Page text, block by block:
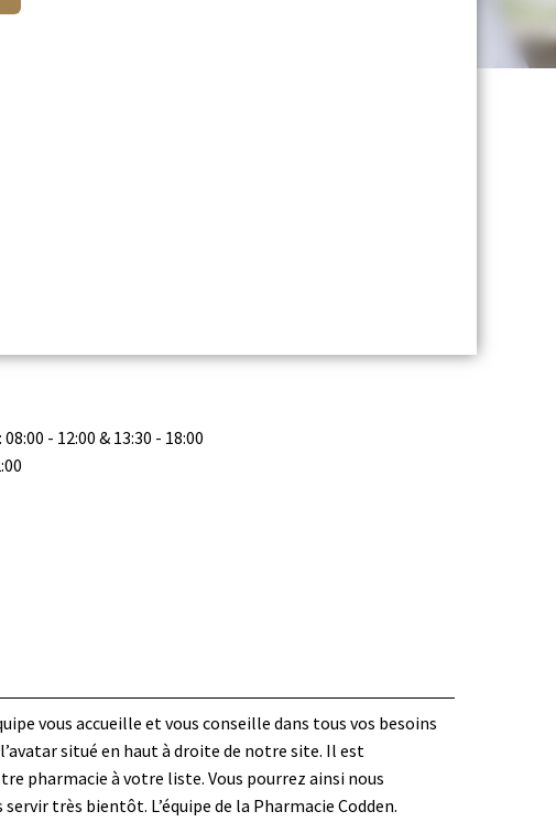
- 12:00 & 13:30 - 18:00
vous accueille et vous conseille dans tous vos besoins
situé en haut à droite de notre site. Il est
pharmacie à votre liste. Vous pourrez ainsi nous
très bientôt. L’équipe de la Pharmacie Codden.